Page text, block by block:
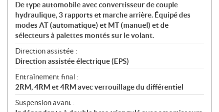
De type automobile avec convertisseur de couple
hydraulique, 3 rapports et marche arrière. Équipé des
modes AT (automatique) et MT (manuel) et de
sélecteurs à palettes montés sur le volant.
Direction assistée :
Direction assistée électrique (EPS)
Entraînement final :
2RM, 4RM et 4RM avec verrouillage du différentiel
Suspension avant :